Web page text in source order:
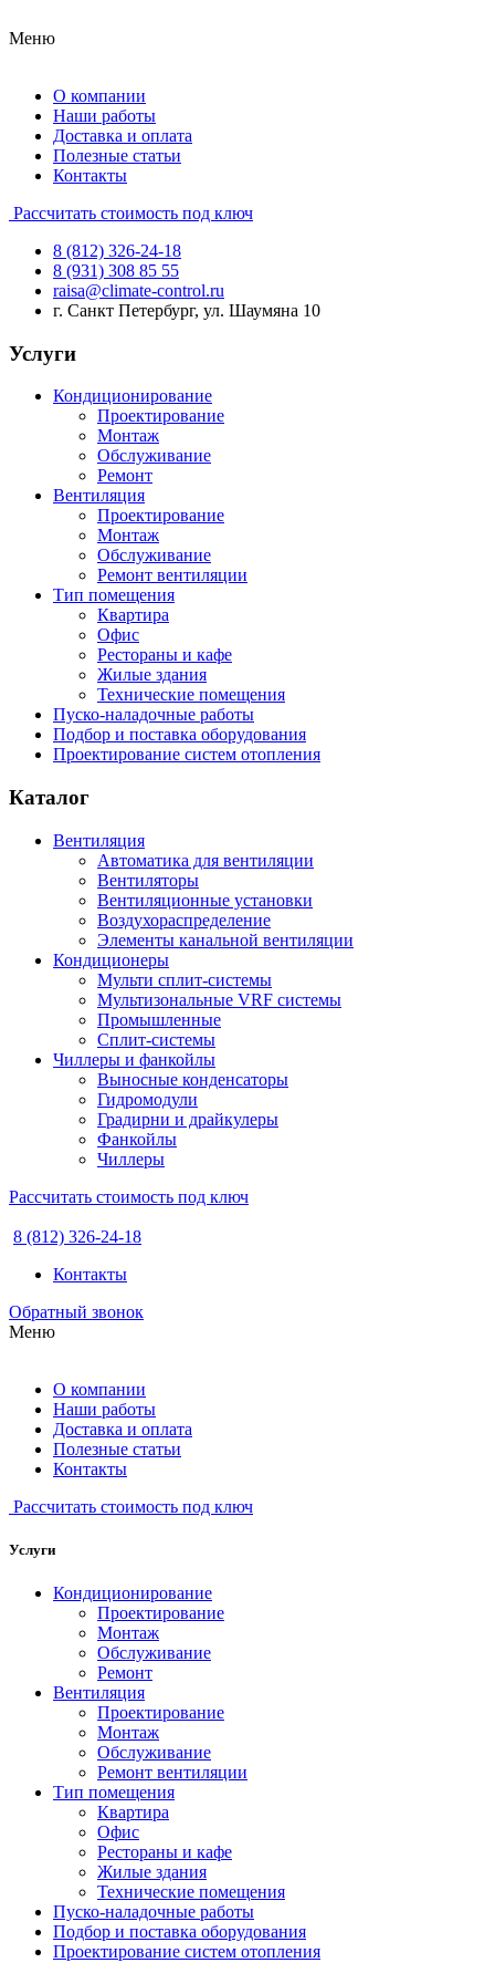
Меню
О компании
Наши работы
Доставка и оплата
Полезные статьи
Контакты
Рассчитать стоимость под ключ
8 (812) 326-24-18
8 (931) 308 85 55
raisa@climate-control.ru
г. Санкт Петербург, ул. Шаумяна 10
Услуги
Кондиционирование
Проектирование
Монтаж
Обслуживание
Ремонт
Вентиляция
Проектирование
Монтаж
Обслуживание
Ремонт вентиляции
Тип помещения
Квартира
Офис
Рестораны и кафе
Жилые здания
Технические помещения
Пуско-наладочные работы
Подбор и поставка оборудования
Проектирование систем отопления
Каталог
Вентиляция
Автоматика для вентиляции
Вентиляторы
Вентиляционные установки
Воздухораспределение
Элементы канальной вентиляции
Кондиционеры
Мульти сплит-системы
Мультизональные VRF системы
Промышленные
Сплит-системы
Чиллеры и фанкойлы
Выносные конденсаторы
Гидромодули
Градирни и драйкулеры
Фанкойлы
Чиллеры
Рассчитать стоимость под ключ
8 (812) 326-24-18
Контакты
Обратный звонок
Меню
О компании
Наши работы
Доставка и оплата
Полезные статьи
Контакты
Рассчитать стоимость под ключ
Услуги
Кондиционирование
Проектирование
Монтаж
Обслуживание
Ремонт
Вентиляция
Проектирование
Монтаж
Обслуживание
Ремонт вентиляции
Тип помещения
Квартира
Офис
Рестораны и кафе
Жилые здания
Технические помещения
Пуско-наладочные работы
Подбор и поставка оборудования
Проектирование систем отопления